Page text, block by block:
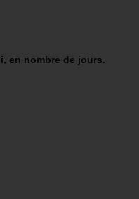
en nombre de jours.